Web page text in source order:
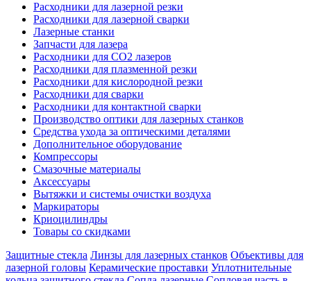
Расходники для лазерной резки
Расходники для лазерной сварки
Лазерные станки
Запчасти для лазера
Расходники для СО2 лазеров
Расходники для плазменной резки
Расходники для кислородной резки
Расходники для сварки
Расходники для контактной сварки
Производство оптики для лазерных станков
Средства ухода за оптическими деталями
Дополнительное оборудование
Компрессоры
Смазочные материалы
Аксессуары
Вытяжки и системы очистки воздуха
Маркираторы
Криоцилиндры
Товары со скидками
Защитные стекла Линзы для лазерных станков Объективы для
лазерной головы Керамические проставки Уплотнительные